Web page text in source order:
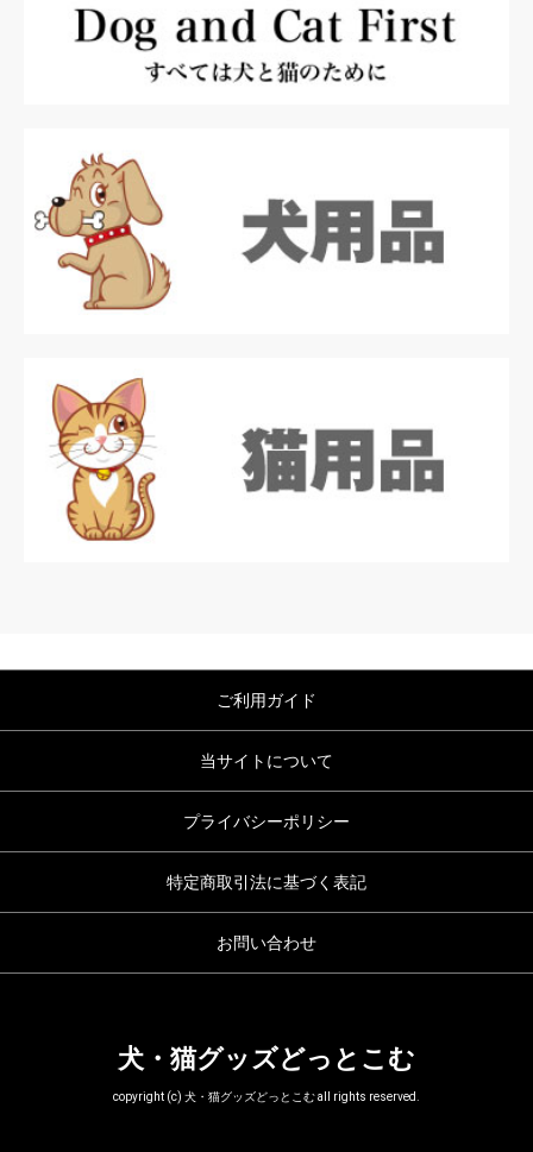
ご利用ガイド
当サイトについて
プライバシーポリシー
特定商取引法に基づく表記
お問い合わせ
犬・猫グッズどっとこむ
copyright (c) 犬・猫グッズどっとこむ all rights reserved.